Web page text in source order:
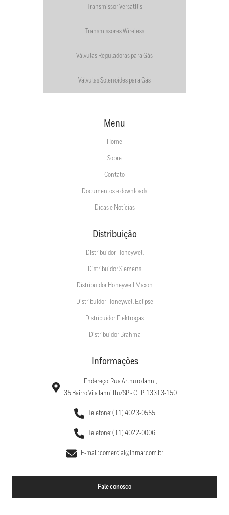
Transmissor Versatilis
Transmissores Wireless
Válvulas Reguladoras para Gás
Válvulas Solenoides para Gás
Menu
Home
Sobre
Contato
Documentos e downloads
Dicas e Notícias
Distribuição
Distribuidor Honeywell
Distribuidor Siemens
Distribuidor Honeywell Maxon
Distribuidor Honeywell Eclipse
Distribuidor Elektrogas
Distribuidor Brahma
Informações
Endereço: Rua Arthuro Ianni,
35 Bairro Vila Ianni Itu/SP - CEP: 13313-150
Telefone: (11) 4023-0555
Telefone: (11) 4022-0006
E-mail: comercial@inmar.com.br
Fale conosco